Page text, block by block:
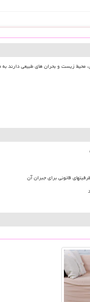
زیست و بحران های طبیعی دارند به
قانونی برای جبران آن